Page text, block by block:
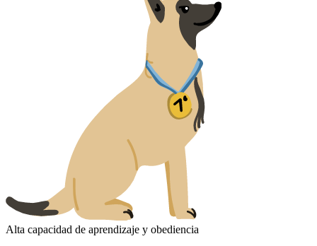
Alta capacidad de aprendizaje y obediencia